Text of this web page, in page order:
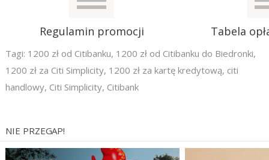
Regulamin promocji Tabela
Tagi: 1200 zł od Citibanku, 1200 zł od Citibanku do Biedronki,
1200 zł za Citi Simplicity, 1200 zł za kartę kredytową, citi
handlowy, Citi Simplicity, Citibank
NIE PRZEGAP!